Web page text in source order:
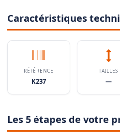
Caractéristiques
RÉFÉRENCE
K237
TAILLES
—
Les 5 étapes de votre